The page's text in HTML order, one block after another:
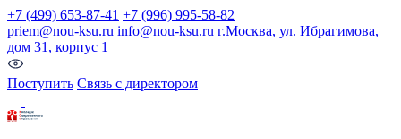
+7 (499) 653-87-41 +7 (996) 995-58-82
priem@nou-ksu.ru info@nou-ksu.ru г.Москва, ул. Ибрагимова,
дом 31, корпус 1
Поступить Связь с директором